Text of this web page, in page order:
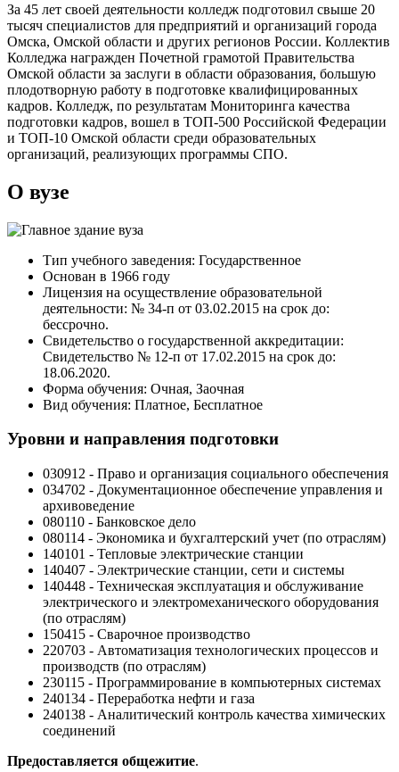
За 45 лет своей деятельности колледж подготовил свыше 20
тысяч специалистов для предприятий и организаций города
Омска, Омской области и других регионов России. Коллектив
Колледжа награжден Почетной грамотой Правительства
Омской области за заслуги в области образования, большую
плодотворную работу в подготовке квалифицированных
кадров. Колледж, по результатам Мониторинга качества
подготовки кадров, вошел в ТОП-500 Российской Федерации
и ТОП-10 Омской области среди образовательных
организаций, реализующих программы СПО.
О вузе
Тип учебного заведения: Государственное
Основан в 1966 году
Лицензия на осуществление образовательной
деятельности: № 34-п от 03.02.2015 на срок до:
бессрочно.
Свидетельство о государственной аккредитации:
Свидетельство № 12-п от 17.02.2015 на срок до:
18.06.2020.
Форма обучения: Очная, Заочная
Вид обучения: Платное, Бесплатное
Уровни и направления подготовки
030912 - Право и организация социального обеспечения
034702 - Документационное обеспечение управления и
архивоведение
080110 - Банковское дело
080114 - Экономика и бухгалтерский учет (по отраслям)
140101 - Тепловые электрические станции
140407 - Электрические станции, сети и системы
140448 - Техническая эксплуатация и обслуживание
электрического и электромеханического оборудования
(по отраслям)
150415 - Сварочное производство
220703 - Автоматизация технологических процессов и
производств (по отраслям)
230115 - Программирование в компьютерных системах
240134 - Переработка нефти и газа
240138 - Аналитический контроль качества химических
соединений
Предоставляется общежитие.